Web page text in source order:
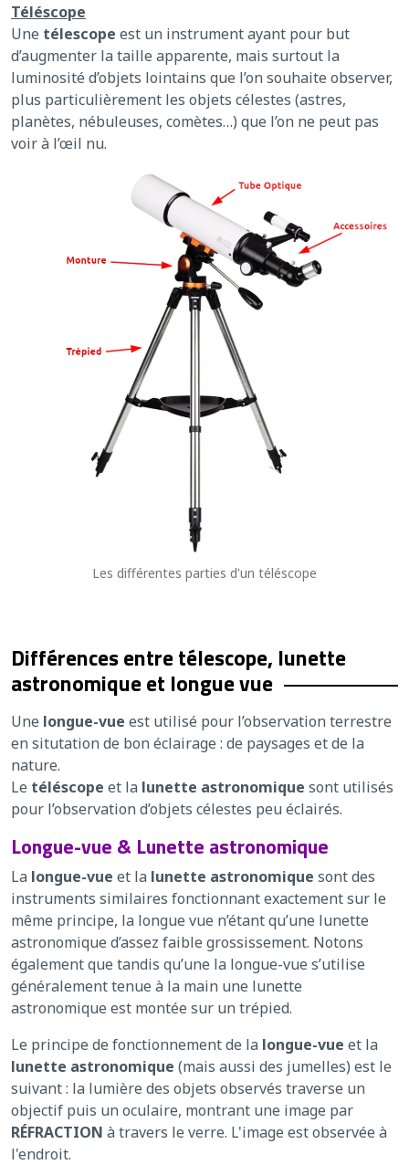
Téléscope
Une télescope est un instrument ayant pour but
d’augmenter la taille apparente, mais surtout la
luminosité d’objets lointains que l’on souhaite observer,
plus particulièrement les objets célestes (astres,
planètes, nébuleuses, comètes…) que l’on ne peut pas
voir à l’œil nu.
Les différentes parties d'un téléscope
Différences entre télescope, lunette
astronomique et longue vue
Une longue-vue est utilisé pour l’observation terrestre
en situtation de bon éclairage : de paysages et de la
nature.
Le téléscope et la lunette astronomique sont utilisés
pour l’observation d’objets célestes peu éclairés.
Longue-vue & Lunette astronomique
La longue-vue et la lunette astronomique sont des
instruments similaires fonctionnant exactement sur le
même principe, la longue vue n’étant qu’une lunette
astronomique d’assez faible grossissement. Notons
également que tandis qu’une la longue-vue s’utilise
généralement tenue à la main une lunette
astronomique est montée sur un trépied.
Le principe de fonctionnement de la longue-vue et la
lunette astronomique (mais aussi des jumelles) est le
suivant : la lumière des objets observés traverse un
objectif puis un oculaire, montrant une image par
RÉFRACTION à travers le verre. L'image est observée à
l'endroit.